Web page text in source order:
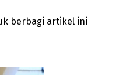
berbagi artikel ini